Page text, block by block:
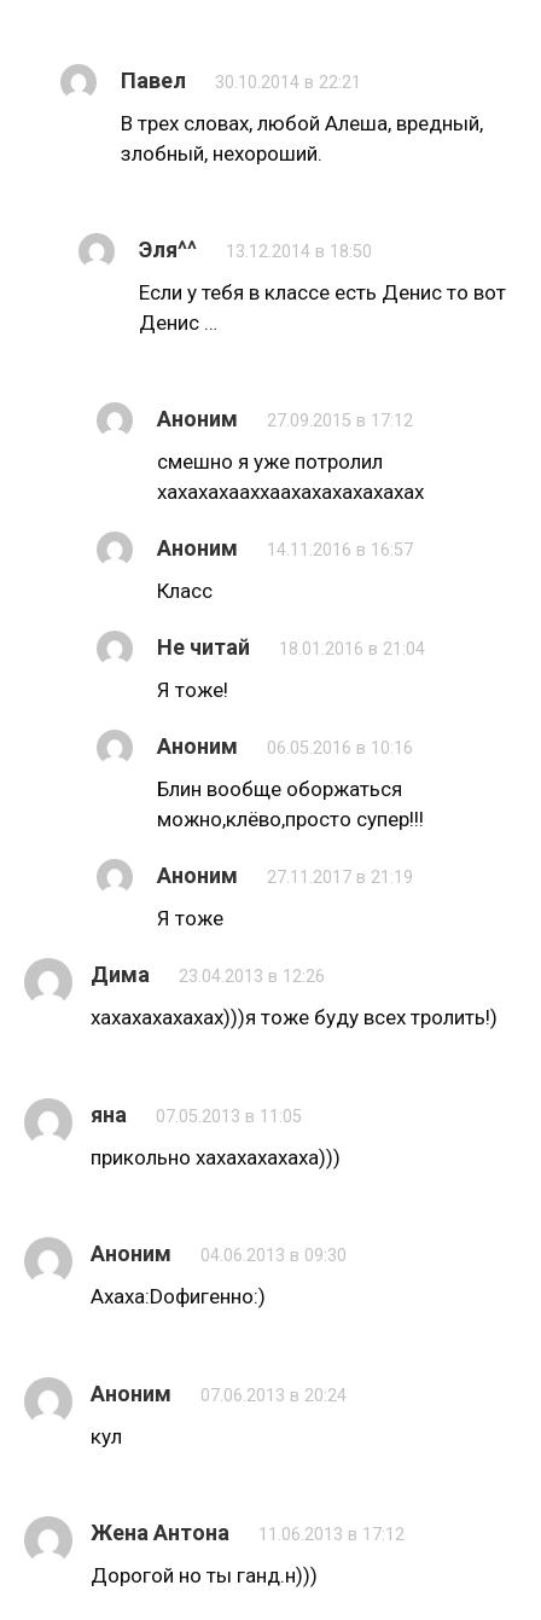
Павел 30.10.2014 в 22:21
В трех словах, любой Алеша, вредный,
злобный, нехороший.
Эля^^ 13.12.2014 в 18:50
Если у тебя в классе есть Денис то вот
Денис …
Аноним 27.09.2015 в 17:12
смешно я уже потролил
хахахахааххаахахахахахахах
Аноним 14.11.2016 в 16:57
Класс
Не читай 18.01.2016 в 21:04
Я тоже!
Аноним 06.05.2016 в 10:16
Блин вообще оборжаться
можно,клёво,просто супер!!!
Аноним 27.11.2017 в 21:19
Я тоже
Дима 23.04.2013 в 12:26
хахахахахахах)))я тоже буду всех тролить!)
яна 07.05.2013 в 11:05
прикольно хахахахахаха)))
Аноним 04.06.2013 в 09:30
Ахаха:Dофигенно:)
Аноним 07.06.2013 в 20:24
кул
Жена Антона 11.06.2013 в 17:12
Дорогой но ты ганд.н)))